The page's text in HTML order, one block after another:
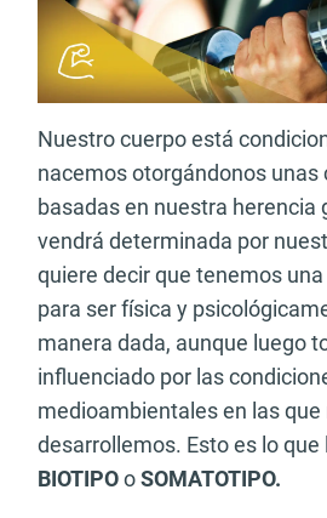
Nuestro cuerpo está
nacemos otorgándonos
basadas en nuestra herencia
vendrá determinada por
quiere decir que tenemos
para ser física y
manera dada, aunque luego
influenciado por las
medioambientales en las que
desarrollemos. Esto es lo
BIOTIPOoSOMATOTIPO.